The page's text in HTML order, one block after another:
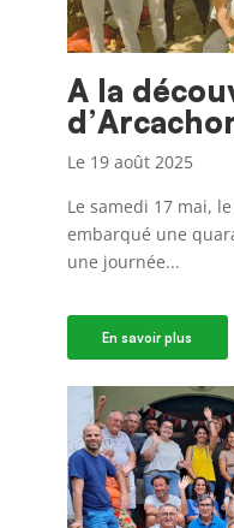
A la
Le 19 août 2025
Le samedi 17 mai,
embarqué une
une journée...
En savoir plus